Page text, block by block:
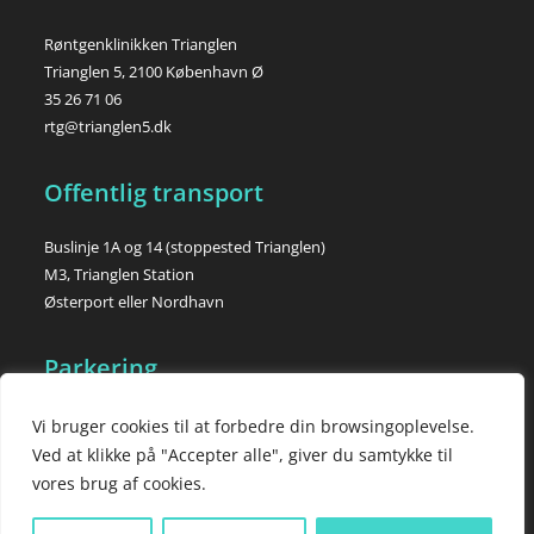
Vi bruger cookies til at forbedre din browsingoplevelse.
Ved at klikke på "Accepter alle", giver du samtykke til
vores brug af cookies.
Røntgenklinikken Trianglen
Trianglen 5, 2100 København Ø
35 26 71 06
rtg@trianglen5.dk
Offentlig transport
Buslinje 1A og 14 (stoppested Trianglen)
M3, Trianglen Station
Østerport eller Nordhavn
Parkering
Gode parkeringsmuligheder, blå zone betaling, 3300 – der kan
dog være parkeringsbesvær, når der er fodboldkamp i Parken.